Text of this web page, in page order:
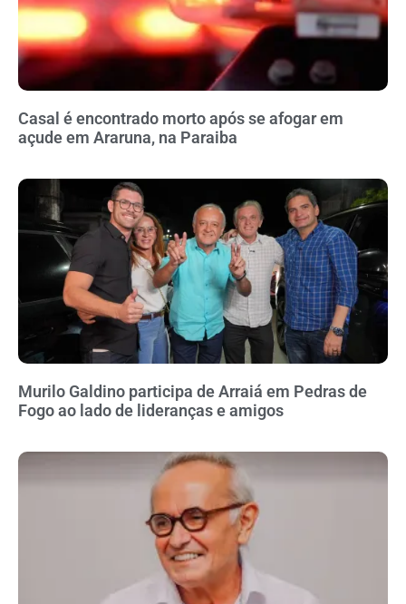
Casal é encontrado morto após se afogar em
açude em Araruna, na Paraiba
Murilo Galdino participa de Arraiá em Pedras de
Fogo ao lado de lideranças e amigos